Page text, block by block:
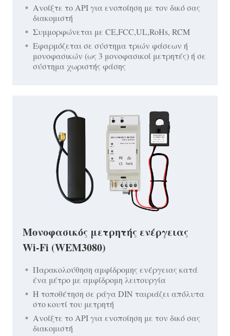
Ανοίξτε το API για ενοποίηση με τον δικό σας
διακομιστή
Συμμορφώνεται με CE,FCC,UL,RoHs, RCM
Εφαρμόζεται σε σύστημα τριών φάσεων ή
μονοφασικών (ως 3 μονοφασικοί μετρητές) ή σε
σύστημα χωριστής φάσης
Μονοφασικός μετρητής ενέργειας
Wi-Fi (WEM3080)
Παρακολούθηση αμφίδρομης ενέργειας κατά
ένα μέτρο με αμφίδρομη λειτουργία
Η τοποθέτηση σε ράγα DIN ταιριάζει απόλυτα
στο κουτί του μετρητή
Ανοίξτε το API για ενοποίηση με τον δικό σας
διακομιστή